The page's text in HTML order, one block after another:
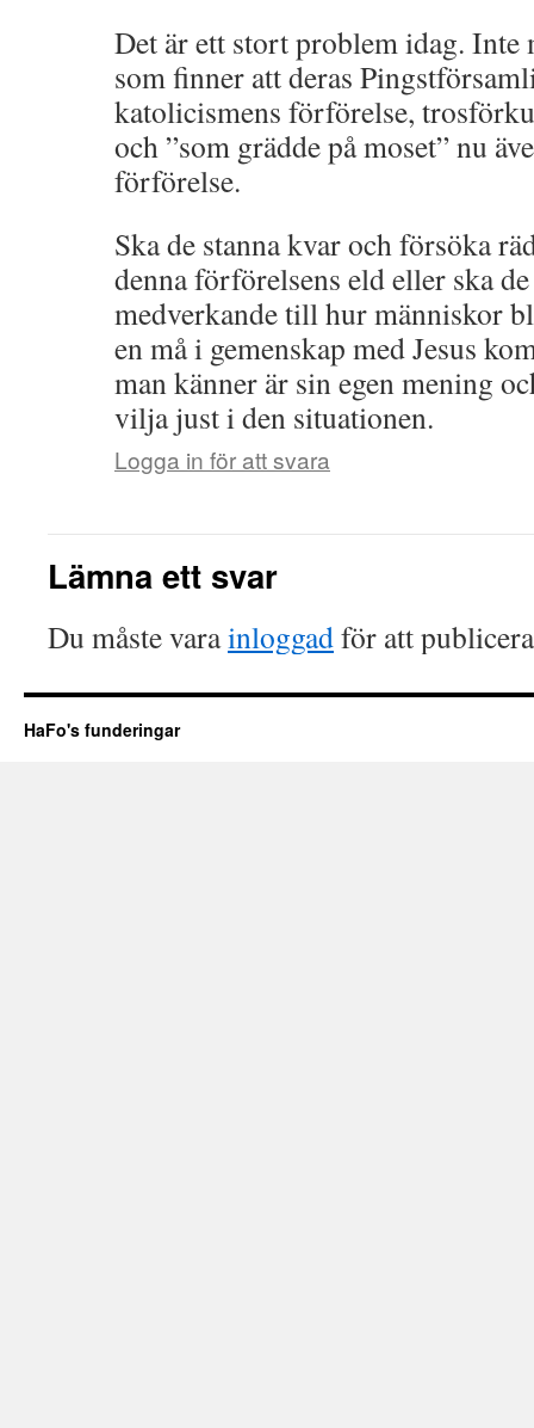
Det är ett stort problem idag.
som finner att deras
katolicismens förförelse,
och ”som grädde på moset” nu
förförelse.
Ska de stanna kvar och försöka
denna förförelsens eld eller ska
medverkande till hur människor
en må i gemenskap med Jesus
man känner är sin egen mening
vilja just i den situationen.
Logga in för att svara
Lämna ett svar
Du måste varainloggadför att
HaFo's funderingar